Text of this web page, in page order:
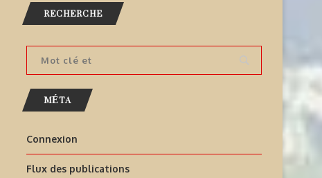
RECHERCHE
MÉTA
Connexion
Flux des publications